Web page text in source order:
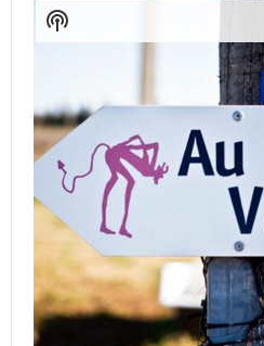
Player
Show